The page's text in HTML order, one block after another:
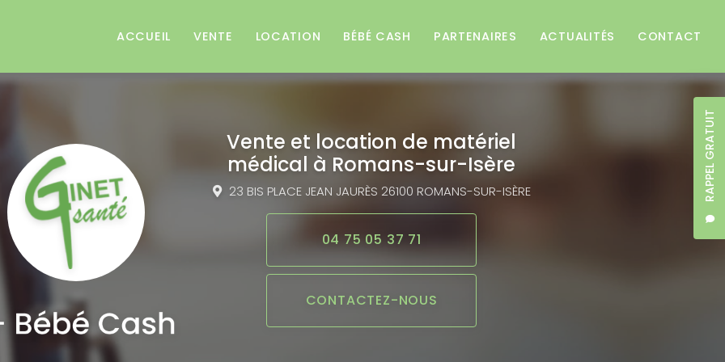
RAPPEL GRATUIT
ACCUEIL VENTE LOCATION BÉBÉ CASH PARTENAIRES ACTUALITÉS CONTACT
Vente et location de matériel
médical à Romans-sur-Isère
23 BIS PLACE JEAN JAURÈS 26100 ROMANS-SUR-ISÈRE
04 75 05 37 71
CONTACTEZ-NOUS